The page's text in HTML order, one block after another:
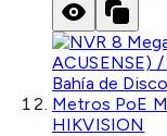
HIKVISION